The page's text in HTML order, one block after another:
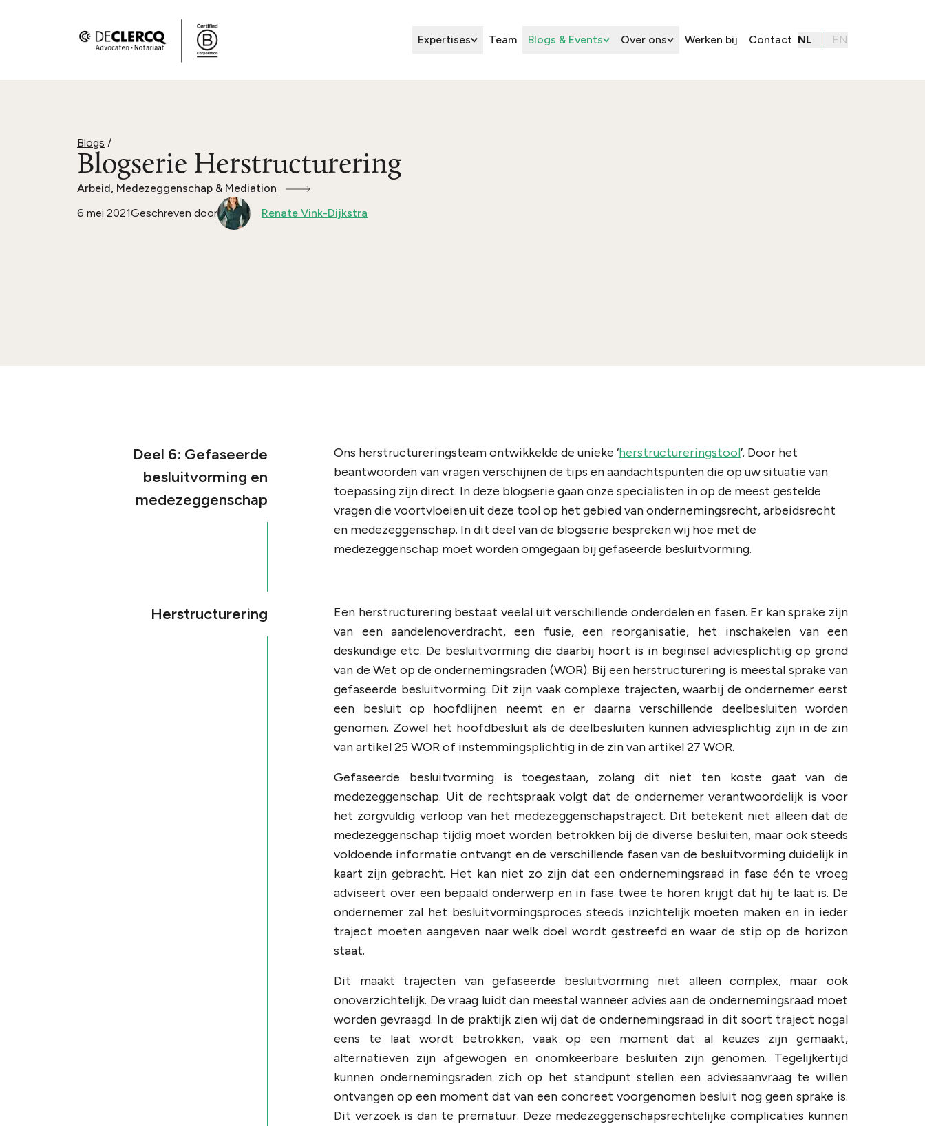
Expertises Team Blogs & Events Over ons Werken bij Contact NL EN
Blogs /
Blogserie Herstructurering
Arbeid, Medezeggenschap & Mediation
6 mei 2021Geschreven door Renate Vink-Dijkstra
Deel 6: Gefaseerde
besluitvorming en
medezeggenschap
Ons herstructureringsteam ontwikkelde de unieke ‘herstructureringstool’. Door het
beantwoorden van vragen verschijnen de tips en aandachtspunten die op uw situatie van
toepassing zijn direct. In deze blogserie gaan onze specialisten in op de meest gestelde
vragen die voortvloeien uit deze tool op het gebied van ondernemingsrecht, arbeidsrecht
en medezeggenschap. In dit deel van de blogserie bespreken wij hoe met de
medezeggenschap moet worden omgegaan bij gefaseerde besluitvorming.
Herstructurering
Een herstructurering bestaat veelal uit verschillende onderdelen en fasen. Er kan sprake zijn
van een aandelenoverdracht, een fusie, een reorganisatie, het inschakelen van een
deskundige etc. De besluitvorming die daarbij hoort is in beginsel adviesplichtig op grond
van de Wet op de ondernemingsraden (WOR). Bij een herstructurering is meestal sprake van
gefaseerde besluitvorming. Dit zijn vaak complexe trajecten, waarbij de ondernemer eerst
een besluit op hoofdlijnen neemt en er daarna verschillende deelbesluiten worden
genomen. Zowel het hoofdbesluit als de deelbesluiten kunnen adviesplichtig zijn in de zin
van artikel 25 WOR of instemmingsplichtig in de zin van artikel 27 WOR.
Gefaseerde besluitvorming is toegestaan, zolang dit niet ten koste gaat van de
medezeggenschap. Uit de rechtspraak volgt dat de ondernemer verantwoordelijk is voor
het zorgvuldig verloop van het medezeggenschapstraject. Dit betekent niet alleen dat de
medezeggenschap tijdig moet worden betrokken bij de diverse besluiten, maar ook steeds
voldoende informatie ontvangt en de verschillende fasen van de besluitvorming duidelijk in
kaart zijn gebracht. Het kan niet zo zijn dat een ondernemingsraad in fase één te vroeg
adviseert over een bepaald onderwerp en in fase twee te horen krijgt dat hij te laat is. De
ondernemer zal het besluitvormingsproces steeds inzichtelijk moeten maken en in ieder
traject moeten aangeven naar welk doel wordt gestreefd en waar de stip op de horizon
staat.
Dit maakt trajecten van gefaseerde besluitvorming niet alleen complex, maar ook
onoverzichtelijk. De vraag luidt dan meestal wanneer advies aan de ondernemingsraad moet
worden gevraagd. In de praktijk zien wij dat de ondernemingsraad in dit soort traject nogal
eens te laat wordt betrokken, vaak op een moment dat al keuzes zijn gemaakt,
alternatieven zijn afgewogen en onomkeerbare besluiten zijn genomen. Tegelijkertijd
kunnen ondernemingsraden zich op het standpunt stellen een adviesaanvraag te willen
ontvangen op een moment dat van een concreet voorgenomen besluit nog geen sprake is.
Dit verzoek is dan te prematuur. Deze medezeggenschapsrechtelijke complicaties kunnen